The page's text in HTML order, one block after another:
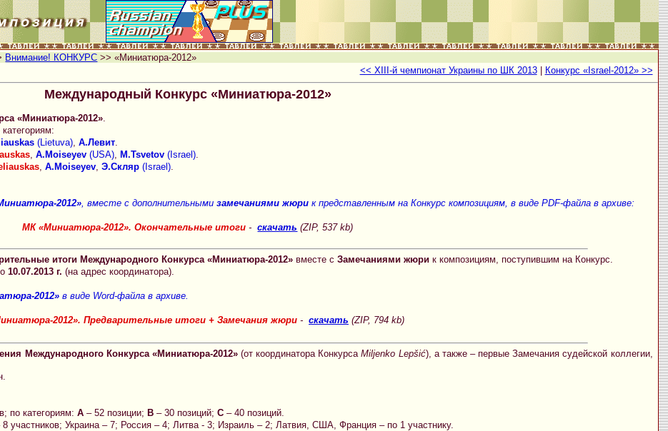
Внимание! КОНКУРС >> «Миниатюра-2012»
<< XIII-й чемпионат Украины по ШК 2013| Конкурс «Israel-2012» >>
Международный Конкурс «Миниатюра-2012»
«Миниатюра-2012».
(Lietuva),А.Левит.
,A.Moiseyev (USA), M.Tsvetov (Israel).
,A.Moiseyev,Э.Скляр (Israel).
2012», вместе с дополнительнымизамечаниями жюри к представленным на Конкурс композициям, в виде PDF-файла в архиве:
МК «Миниатюра-2012». Окончательные итоги -скачать (ZIP, 537 kb)
итоги Международного Конкурса «Миниатюра-2012» вместе сЗамечаниями жюри к композициям, поступившим на Конкурс.
10.07.2013 г. (на адрес координатора).
2012» в виде Word-файла в архиве.
2012». Предварительные итоги + Замечания жюри- скачать (ZIP, 794 kb)
Международного Конкурса «Миниатюра-2012»(от координатора КонкурсаMiljenko Lepšić), а также – первые Замечания судейской коллегии,
по категориям:А – 52 позиции; B – 30 позиций;C – 40 позиций.
8 участников; Украина – 7; Россия – 4; Литва - 3; Израиль – 2; Латвия, США, Франция – по 1 участнику.